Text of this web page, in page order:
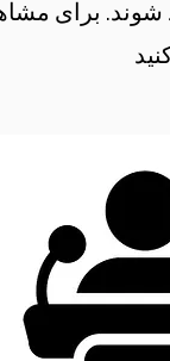
شوند. برای